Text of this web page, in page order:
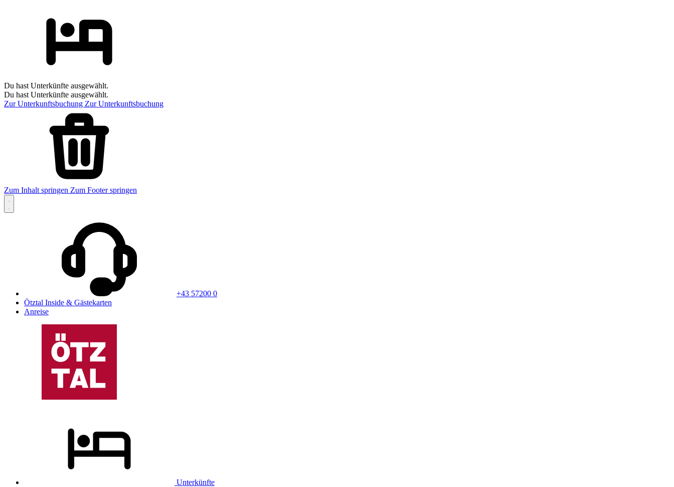
Du hast Unterkünfte ausgewählt.
Du hast Unterkünfte ausgewählt.
Zur Unterkunftsbuchung Zur Unterkunftsbuchung
Zum Inhalt springen Zum Footer springen
+43 57200 0
Ötztal Inside & Gästekarten
Anreise
Unterkünfte